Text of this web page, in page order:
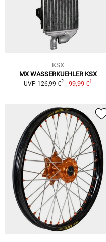
KSX
MX WASSERKUEHLER KSX
UVP 126,99 €2 99,99 €1